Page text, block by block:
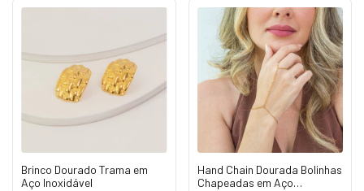
Brinco Dourado Trama em
Aço Inoxidável
Hand Chain Dourada Bolinhas
Chapeadas em Aço